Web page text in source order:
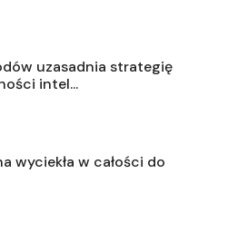
uzasadnia strategię
intel...
wyciekła w całości do